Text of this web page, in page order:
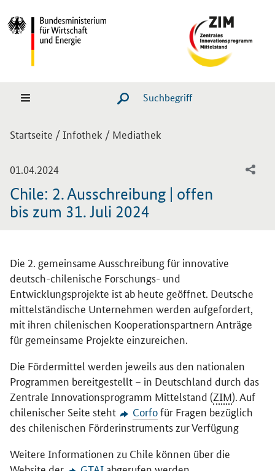
SUCHE STARTEN
Sie sind hier:
Startseite /Infothek / Mediathek
01.04.2024
Chile: 2. Ausschreibung | offen
bis zum 31. Juli 2024
Die 2. gemeinsame Ausschreibung für innovative
deutsch-chilenische Forschungs- und
Entwicklungsprojekte ist ab heute geöffnet. Deutsche
mittelständische Unternehmen werden aufgefordert,
mit ihren chilenischen Kooperationspartnern Anträge
für gemeinsame Projekte einzureichen.
Die Fördermittel werden jeweils aus den nationalen
Programmen bereitgestellt – in Deutschland durch das
Zentrale Innovationsprogramm Mittelstand (ZIM). Auf
chilenischer Seite steht
Corfofür Fragen bezüglich
des chilenischen Förderinstruments zur Verfügung
Weitere Informationen zu Chile können über die